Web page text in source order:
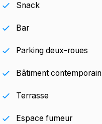
Snack
Bar
Parking deux-roues
Bâtiment contemporain
Terrasse
Espace fumeur